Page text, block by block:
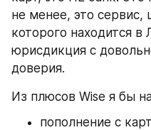
не менее, это сервис,
которого находится в
юрисдикция с
доверия.
Из плюсов Wise я бы
пополнение с